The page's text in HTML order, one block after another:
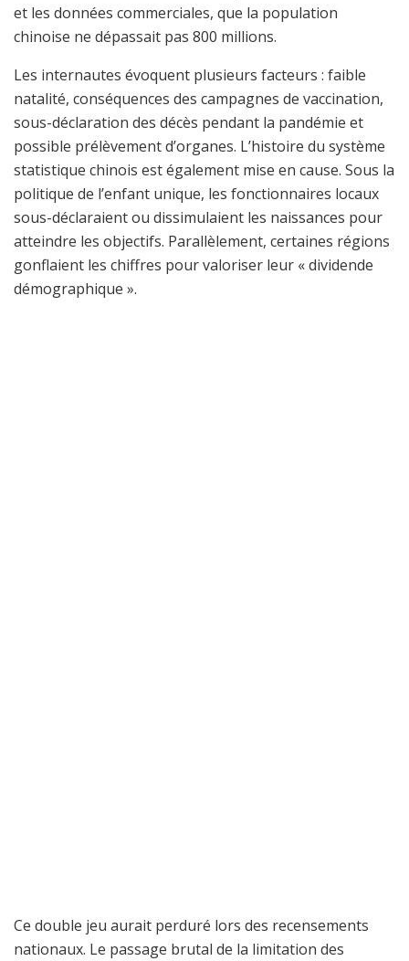
et les données commerciales, que la population
chinoise ne dépassait pas 800 millions.
Les internautes évoquent plusieurs facteurs : faible
natalité, conséquences des campagnes de vaccination,
sous-déclaration des décès pendant la pandémie et
possible prélèvement d’organes. L’histoire du système
statistique chinois est également mise en cause. Sous la
politique de l’enfant unique, les fonctionnaires locaux
sous-déclaraient ou dissimulaient les naissances pour
atteindre les objectifs. Parallèlement, certaines régions
gonflaient les chiffres pour valoriser leur « dividende
démographique ».
Ce double jeu aurait perduré lors des recensements
nationaux. Le passage brutal de la limitation des